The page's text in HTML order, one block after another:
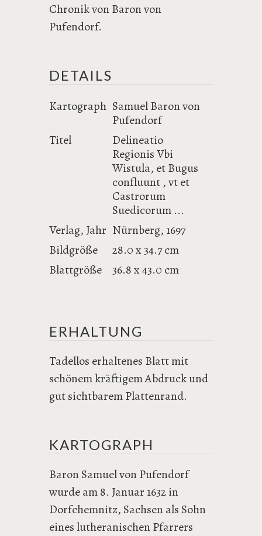
Chronik von Baron von
Pufendorf.
DETAILS
Kartograph Samuel Baron von
Pufendorf
Titel
Delineatio
Regionis Vbi
Wistula, et Bugus
confluunt , vt et
Castrorum
Suedicorum ...
Verlag, Jahr Nürnberg, 1697
Bildgröße
28.0 x 34.7 cm
Blattgröße
36.8 x 43.0 cm
ERHALTUNG
Tadellos erhaltenes Blatt mit
schönem kräftigem Abdruck und
gut sichtbarem Plattenrand.
KARTOGRAPH
Baron Samuel von Pufendorf
wurde am 8. Januar 1632 in
Dorfchemnitz, Sachsen als Sohn
eines lutheranischen Pfarrers